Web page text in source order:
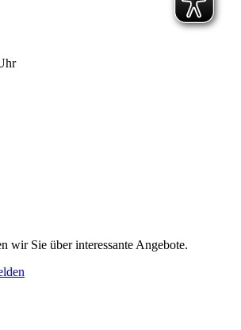
wir Sie über interessante Angebote.